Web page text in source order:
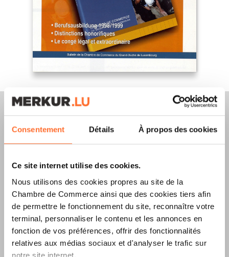
Consentement Détails À propos des cookies
Ce site internet utilise des cookies.
Nous utilisons des cookies propres au site de la
Chambre de Commerce ainsi que des cookies tiers afin
de permettre le fonctionnement du site, reconnaître votre
terminal, personnaliser le contenu et les annonces en
fonction de vos préférences, offrir des fonctionnalités
relatives aux médias sociaux et d'analyser le trafic sur
notre site internet.
Merkur Magazine
L’ÉDITIONÉTÉ
2026EST
DISPONIBLE !